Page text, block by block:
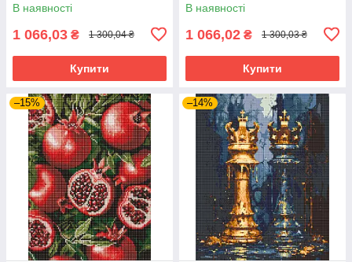
В наявності
1 066,03 ₴ 1 300,04 ₴
Купити
В наявності
1 066,02 ₴ 1 300,03 ₴
Купити
–15% –14%